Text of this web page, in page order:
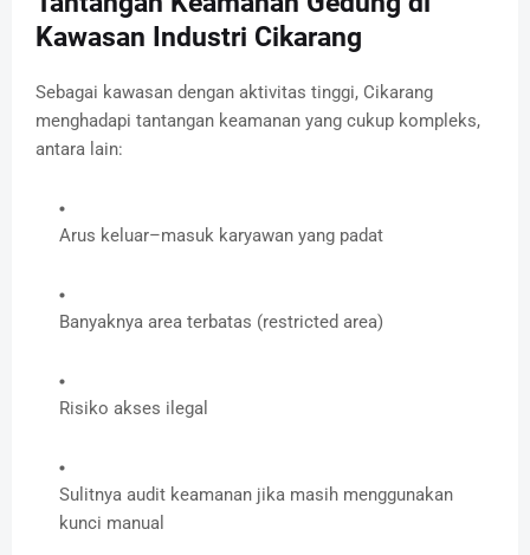
Kawasan Industri Cikarang
Sebagai kawasan dengan aktivitas tinggi, Cikarang
menghadapi tantangan keamanan yang cukup kompleks,
antara lain:
Arus keluar–masuk karyawan yang padat
Banyaknya area terbatas (restricted area)
Risiko akses ilegal
Sulitnya audit keamanan jika masih menggunakan
kunci manual